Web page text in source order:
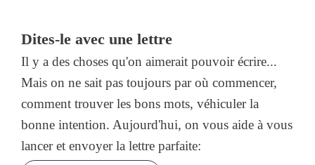
Dites-le avec une lettre
Il y a des choses qu'on aimerait pouvoir écrire...
Mais on ne sait pas toujours par où commencer,
comment trouver les bons mots, véhiculer la
bonne intention. Aujourd'hui, on vous aide à vous
lancer et envoyer la lettre parfaite: